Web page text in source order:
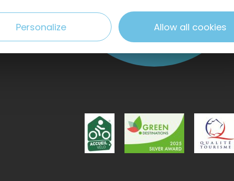
Allow all cookies
Personalize